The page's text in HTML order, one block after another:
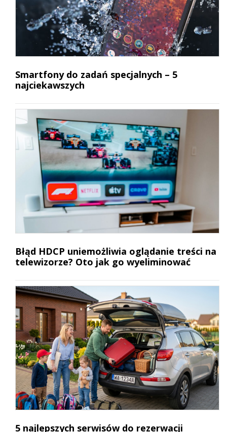
Smartfony do zadań specjalnych – 5
najciekawszych
Błąd HDCP uniemożliwia oglądanie treści na
telewizorze? Oto jak go wyeliminować
5 najlepszych serwisów do rezerwacji